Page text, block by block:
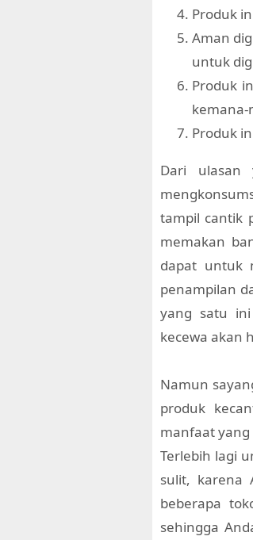
Produk
Aman
untuk
Produk
kemana-
Produk
Dari ulasan
tampil cantik
memakan
dapat untuk
penampilan
yang satu
kecewa akan
Namun
produk
manfaat
Terlebih lagi
sulit, karena
beberapa
sehingga